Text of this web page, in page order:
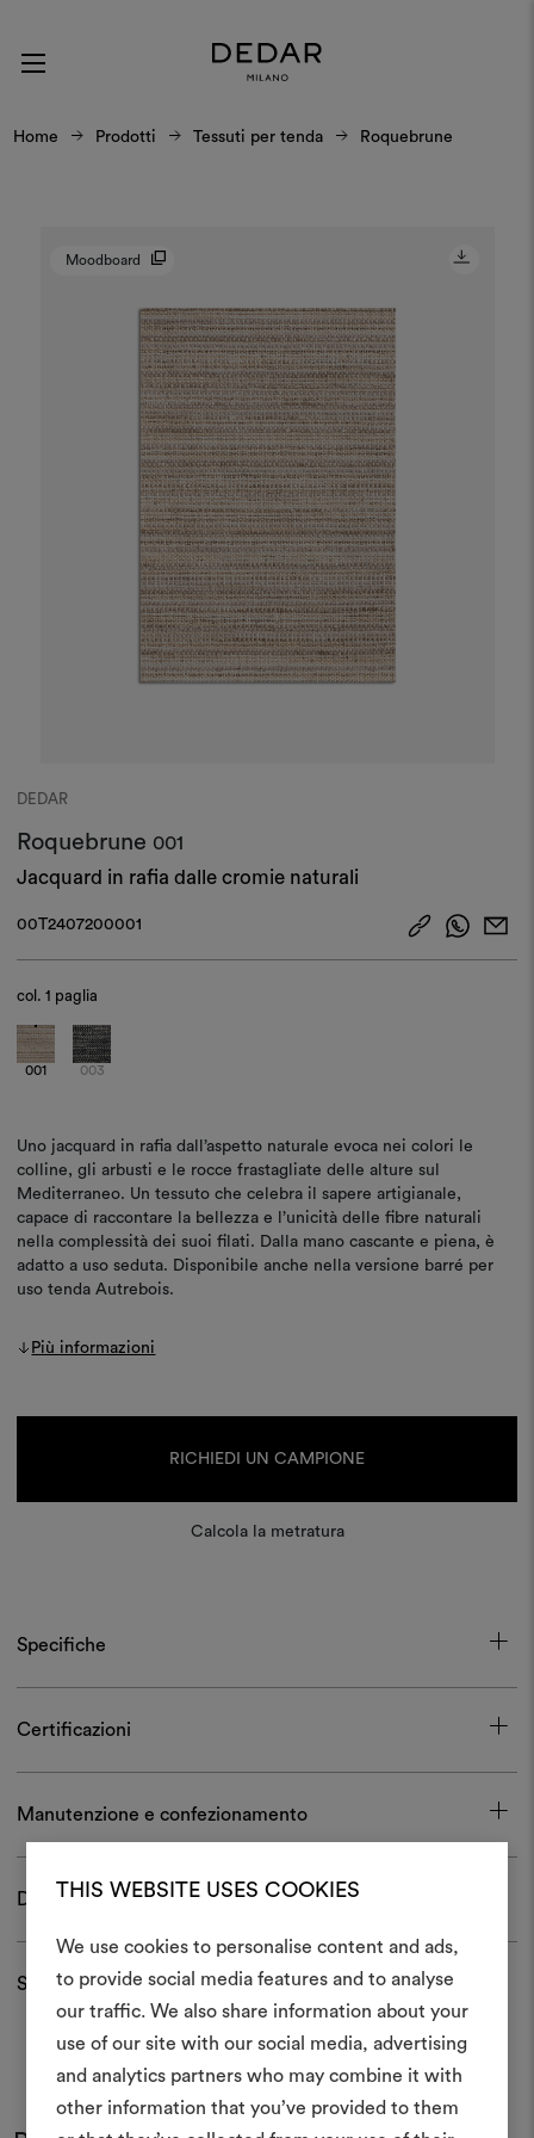
THIS WEBSITE USES COOKIES
We use cookies to personalise content and ads,
to provide social media features and to analyse
our traffic. We also share information about your
use of our site with our social media, advertising
and analytics partners who may combine it with
other information that you’ve provided to them
Home Prodotti Tessuti per tenda Roquebrune
Moodboard
DEDAR
Roquebrune 001
Jacquard in rafia dalle cromie naturali
00T2407200001
col.1 paglia
001 003
Uno jacquard in rafia dall’aspetto naturale evoca nei colori le
colline, gli arbusti e le rocce frastagliate delle alture sul
Mediterraneo. Un tessuto che celebra il sapere artigianale,
capace di raccontare la bellezza e l’unicità delle fibre naturali
nella complessità dei suoi filati. Dalla mano cascante e piena, è
adatto a uso seduta. Disponibile anche nella versione barré per
uso tenda Autrebois.
Più informazioni
RICHIEDI UN CAMPIONE
Calcola la metratura
Specifiche
Certificazioni
Manutenzione e confezionamento
Download
Spedizioni e resi
Crea
Uno strumento interattivo
e condividere le tue idee,